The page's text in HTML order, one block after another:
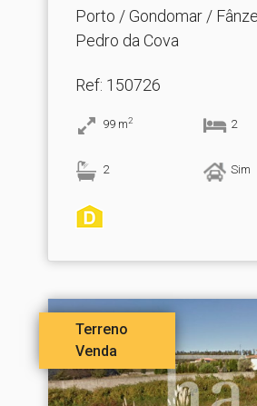
Porto / Gondomar /
Pedro da Cova
Ref: 150726
99 m2 2
2 Sim
Terreno
Venda